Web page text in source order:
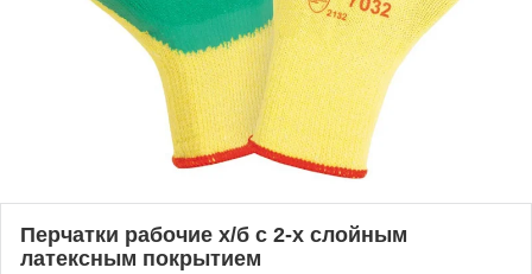
Перчатки рабочие х/б с 2-х слойным
латексным покрытием